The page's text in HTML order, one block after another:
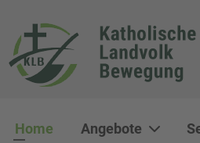
Home Angebote